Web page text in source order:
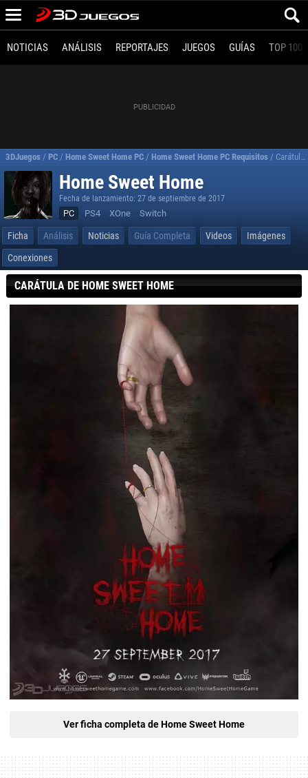
NOTICIAS ANÁLISIS REPORTAJES JUEGOS GUÍAS TOP 100
3DJuegos / PC / Home Sweet Home PC / Home Sweet Home PC Requisitos / Carátula de Home Sweet Home para PC
Home Sweet Home
Fecha de lanzamiento: 27 de septiembre de 2017
PC PS4 XOne Switch
Ficha Análisis Noticias Guía Completa Videos
Imágenes
Conexiones
CARÁTULA DE HOME SWEET HOME
Ver ficha completa de Home Sweet Home